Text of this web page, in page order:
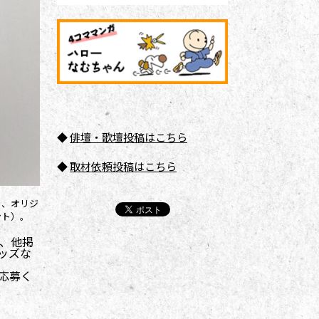
オリジ
）。
他掲
ズな
募く
◆俳壇・歌壇投稿はこちら
◆取材依頼投稿はこちら